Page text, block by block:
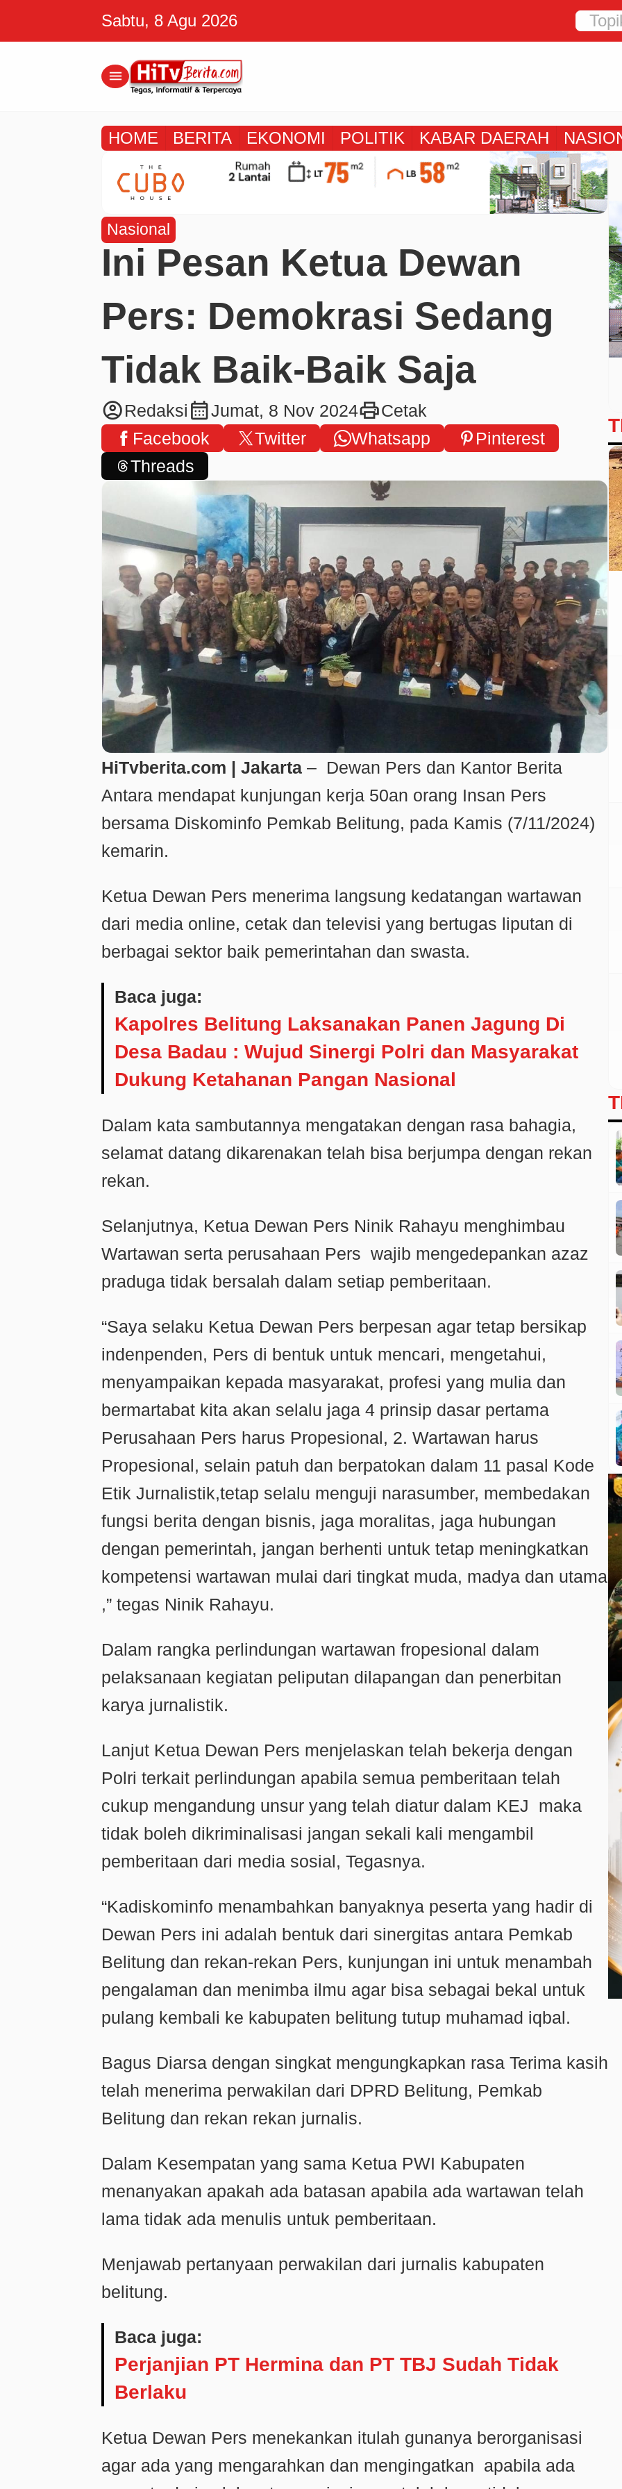
Sabtu, 8 Agu 2026
menu
HOME BERITA EKONOMI POLITIK KABAR DAERAH
Nasional
Ini Pesan Ketua Dewan
Pers: Demokrasi Sedang
Tidak Baik-Baik Saja
account_circleRedaksi calendar_monthJumat, 8 Nov 2024printCetak
Facebook
Twitter Whatsapp
Pinterest
Threads
HiTvberita.com | Jakarta – Dewan Pers dan Kantor Berita
Antara mendapat kunjungan kerja 50an orang Insan Pers
bersama Diskominfo Pemkab Belitung, pada Kamis (7/11/2024)
kemarin.
Ketua Dewan Pers menerima langsung kedatangan wartawan
dari media online, cetak dan televisi yang bertugas liputan di
berbagai sektor baik pemerintahan dan swasta.
Baca juga:
Kapolres Belitung Laksanakan Panen Jagung Di
Desa Badau : Wujud Sinergi Polri dan Masyarakat
Dukung Ketahanan Pangan Nasional
Dalam kata sambutannya mengatakan dengan rasa bahagia,
selamat datang dikarenakan telah bisa berjumpa dengan rekan
rekan.
Selanjutnya, Ketua Dewan Pers Ninik Rahayu menghimbau
Wartawan serta perusahaan Pers wajib mengedepankan azaz
praduga tidak bersalah dalam setiap pemberitaan.
“Saya selaku Ketua Dewan Pers berpesan agar tetap bersikap
indenpenden, Pers di bentuk untuk mencari, mengetahui,
menyampaikan kepada masyarakat, profesi yang mulia dan
bermartabat kita akan selalu jaga 4 prinsip dasar pertama
Perusahaan Pers harus Propesional, 2. Wartawan harus
Propesional, selain patuh dan berpatokan dalam 11 pasal Kode
Etik Jurnalistik,tetap selalu menguji narasumber, membedakan
fungsi berita dengan bisnis, jaga moralitas, jaga hubungan
dengan pemerintah, jangan berhenti untuk tetap meningkatkan
kompetensi wartawan mulai dari tingkat muda, madya dan utama
,” tegas Ninik Rahayu.
Dalam rangka perlindungan wartawan fropesional dalam
pelaksanaan kegiatan peliputan dilapangan dan penerbitan
karya jurnalistik.
Lanjut Ketua Dewan Pers menjelaskan telah bekerja dengan
Polri terkait perlindungan apabila semua pemberitaan telah
cukup mengandung unsur yang telah diatur dalam KEJ maka
tidak boleh dikriminalisasi jangan sekali kali mengambil
pemberitaan dari media sosial, Tegasnya.
“Kadiskominfo menambahkan banyaknya peserta yang hadir di
Dewan Pers ini adalah bentuk dari sinergitas antara Pemkab
Belitung dan rekan-rekan Pers, kunjungan ini untuk menambah
pengalaman dan menimba ilmu agar bisa sebagai bekal untuk
pulang kembali ke kabupaten belitung tutup muhamad iqbal.
Bagus Diarsa dengan singkat mengungkapkan rasa Terima kasih
telah menerima perwakilan dari DPRD Belitung, Pemkab
Belitung dan rekan rekan jurnalis.
Dalam Kesempatan yang sama Ketua PWI Kabupaten
menanyakan apakah ada batasan apabila ada wartawan telah
lama tidak ada menulis untuk pemberitaan.
Menjawab pertanyaan perwakilan dari jurnalis kabupaten
belitung.
Baca juga:
Perjanjian PT Hermina dan PT TBJ Sudah Tidak
Berlaku
Ketua Dewan Pers menekankan itulah gunanya berorganisasi
agar ada yang mengarahkan dan mengingatkan apabila ada